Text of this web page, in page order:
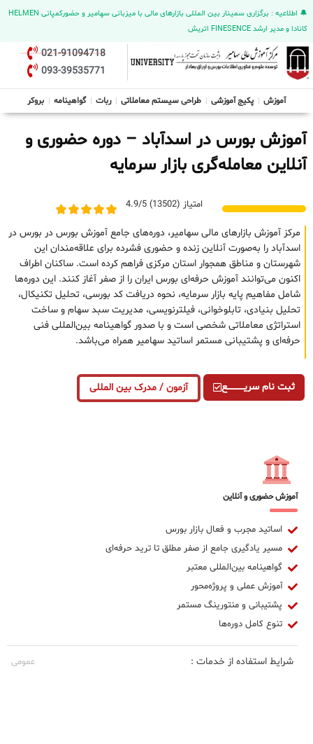
🔔 اطلاعیه : برگزاری سمینار بین المللی بازارهای مالی با میزبانی سهامیر و حضورکمپانی HELMEN
کانادا و مدیر ارشد FINESENCE اتریش
021-91094718
093-39535771
آموزش پکیج آموزشی طراحی سیستم معاملاتی ربات گواهینامه بروکر
آموزش بورس در اسدآباد – دوره حضوری و
آنلاین معامله‌گری بازار سرمایه
امتیاز (13502) 4.9/5
مرکز آموزش بازارهای مالی سهامیر، دوره‌های جامع آموزش بورس در بورس در
اسدآباد را به‌صورت آنلاین زنده و حضوری فشرده برای علاقه‌مندان این
شهرستان و مناطق همجوار استان مرکزی فراهم کرده است. ساکنان اطراف
اکنون می‌توانند آموزش حرفه‌ای بورس ایران را از صفر آغاز کنند. این دوره‌ها
شامل مفاهیم پایه بازار سرمایه، نحوه دریافت کد بورسی، تحلیل تکنیکال،
تحلیل بنیادی، تابلوخوانی، فیلترنویسی، مدیریت سبد سهام و ساخت
استراتژی معاملاتی شخصی است و با صدور گواهینامه بین‌المللی فنی
حرفه‌ای و پشتیبانی مستمر اساتید سهامیر همراه می‌باشد.
ثبت نام سریــــــــــــع آزمون / مدرک بین المللی
آموزش حضوری و آنلاین
اساتید مجرب و فعال بازار بورس
مسیر یادگیری جامع از صفر مطلق تا ترید حرفه‌ای
گواهینامه بین‌المللی معتبر
آموزش عملی و پروژه‌محور
پشتیبانی و منتورینگ مستمر
تنوع کامل دوره‌ها
شرایط استفاده از خدمات : عمومی